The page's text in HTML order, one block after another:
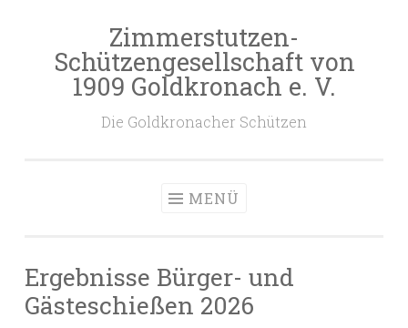
Inhalt
springen
Zimmerstutzen-
Schützengesellschaft von
1909 Goldkronach e. V.
Die Goldkronacher Schützen
MENÜ
Ergebnisse Bürger- und
Gästeschießen 2026